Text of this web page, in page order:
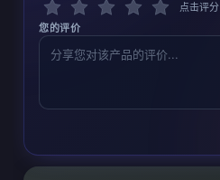
点击评分
您的评价